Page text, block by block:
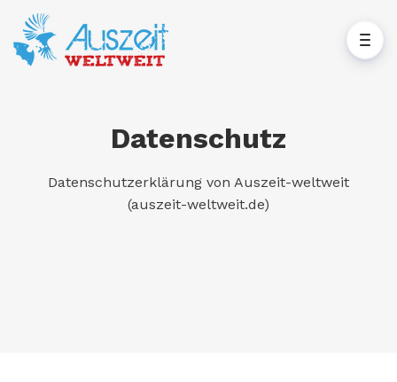
Datenschutz
Datenschutzerklärung von Auszeit-weltweit
(auszeit-weltweit.de)